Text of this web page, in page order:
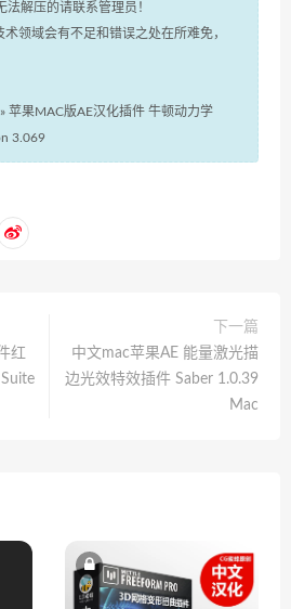
法解压的请联系管理员！
领域会有不足和错误之处在所难免，
» 苹果MAC版AE汉化插件 牛顿动力学
3.069
红
下一篇
中文mac苹果AE 能量激光描
边光效特效插件 Saber 1.0.39
Mac